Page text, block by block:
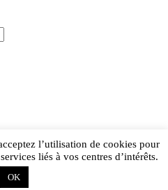
l’utilisation de cookies pour
liés à vos centres d’intérêts.
OK
ce que vous cherchez en quelques